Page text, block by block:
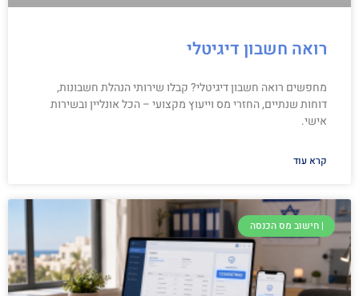
רואה חשבון דיגיטלי
מחפשים רואה חשבון דיגיטלי? קבלו שירותי הנהלת חשבונות,
דוחות שנתיים, החזרי מס וייעוץ מקצועי – הכל אונליין ובשירות
אישי.
קרא עוד
| חישוב מס הכנסה